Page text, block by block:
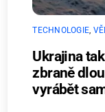
TECHNOLOGIE,
Ukrajina
zbraně
vyrábět